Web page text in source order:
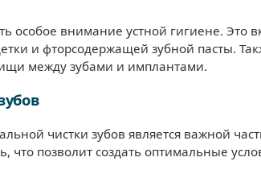
особое внимание устной гигиене. Это
и фторсодержащей зубной пасты.
между зубами и имплантами.
чистки зубов является важной
что позволит создать оптимальные